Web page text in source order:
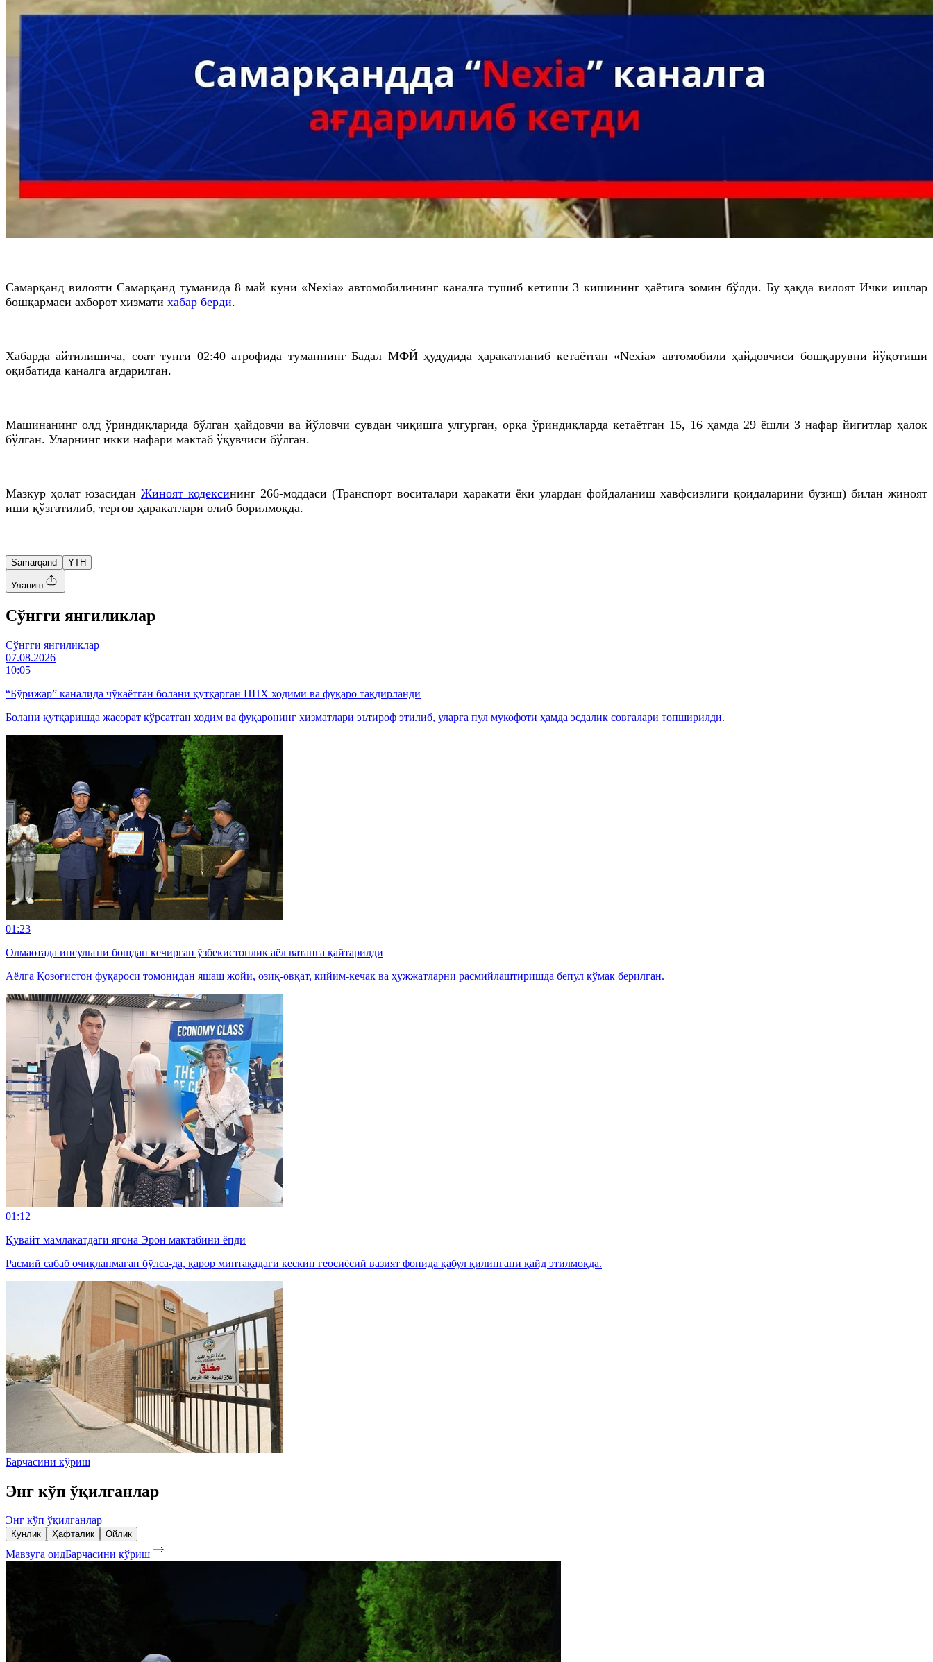
Самарқанд вилояти Самарқанд туманида 8 май куни «Nexia» автомобилининг каналга тушиб кетиши 3 кишининг ҳаётига зомин бўлди. Бу ҳақда вилоят Ички ишлар
бошқармаси ахборот хизмати хабар берди.
Хабарда айтилишича, соат тунги 02:40 атрофида туманнинг Бадал МФЙ ҳудудида ҳаракатланиб кетаётган «Nexia» автомобили ҳайдовчиси бошқарувни йўқотиши
оқибатида каналга ағдарилган.
Машинанинг олд ўриндиқларида бўлган ҳайдовчи ва йўловчи сувдан чиқишга улгурган, орқа ўриндиқларда кетаётган 15, 16 ҳамда 29 ёшли 3 нафар йигитлар ҳалок
бўлган. Уларнинг икки нафари мактаб ўқувчиси бўлган.
Мазкур ҳолат юзасидан Жиноят кодексининг 266-моддаси (Транспорт воситалари ҳаракати ёки улардан фойдаланиш хавфсизлиги қоидаларини бузиш) билан жиноят
иши қўзғатилиб, тергов ҳаракатлари олиб борилмоқда.
Samarqand YTH
Уланиш
Cўнгги янгиликлар
Cўнгги янгиликлар
07.08.2026
10:05
“Бўрижар” каналида чўкаётган болани қутқарган ППХ ходими ва фуқаро тақдирланди
Болани қутқаришда жасорат кўрсатган ходим ва фуқаронинг хизматлари эътироф этилиб, уларга пул мукофоти ҳамда эсдалик совғалари топширилди.
01:23
Олмаотада инсультни бошдан кечирган ўзбекистонлик аёл ватанга қайтарилди
Аёлга Қозоғистон фуқароси томонидан яшаш жойи, озиқ-овқат, кийим-кечак ва ҳужжатларни расмийлаштиришда бепул кўмак берилган.
01:12
Қувайт мамлакатдаги ягона Эрон мактабини ёпди
Расмий сабаб очиқланмаган бўлса-да, қарор минтақадаги кескин геосиёсий вазият фонида қабул қилингани қайд этилмоқда.
Барчасини кўриш
Энг кўп ўқилганлар
Энг кўп ўқилганлар
Кунлик Ҳафталик Ойлик
Мавзуга оидБарчасини кўриш